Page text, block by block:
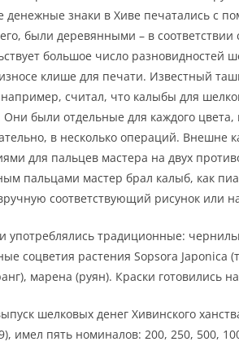
денежные знаки в Хиве печатались с
были деревянными – в
большое число разновидностей
клише для печати. Известный
считал, что калыбы для
Они были отдельные для каждого
в несколько операций. Внешне
для пальцев мастера на двух
пальцами мастер брал калыб, как
соответствующий рисунок или
употреблялись традиционные:
соцветия растения Sopsora Japonica
марена (руян). Краски готовились
шелковых денег Хивинского
имел пять номиналов: 200, 250, 500,